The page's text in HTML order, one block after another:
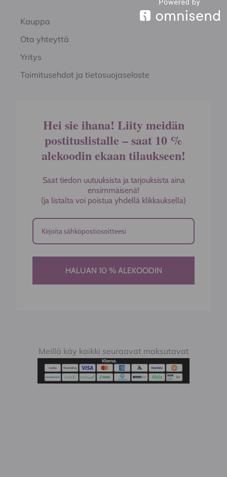
Kauppa
Ota yhteyttä
Yritys
Toimitusehdot ja tietosuojaseloste
Hei sie ihana! Liity meidän
postituslistalle – saat 10 %
alekoodin ekaan tilaukseen!
Saat tiedon uutuuksista ja tarjouksista aina
ensimmäisenä!
(ja listalta voi poistua yhdellä klikkauksella)
HALUAN 10 % ALEKOODIN
Meillä käy kaikki seuraavat maksutavat